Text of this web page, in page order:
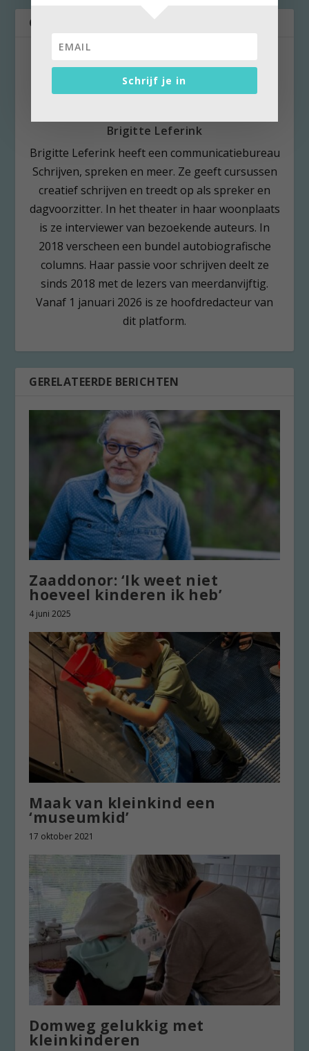
OVER DE AUTEUR
Brigitte Leferink
Brigitte Leferink heeft een communicatiebureau
Schrijven, spreken en meer. Ze geeft cursussen
creatief schrijven en treedt op als spreker en
dagvoorzitter. In het theater in haar woonplaats
is ze interviewer van bezoekende auteurs. In
2018 verscheen een bundel autobiografische
columns. Haar passie voor schrijven deelt ze
sinds 2018 met de lezers van meerdanvijftig.
Vanaf 1 januari 2026 is ze hoofdredacteur van
dit platform.
GERELATEERDE BERICHTEN
Zaaddonor: ‘Ik weet niet
hoeveel kinderen ik heb’
4 juni 2025
Maak van kleinkind een
‘museumkid’
17 oktober 2021
Domweg gelukkig met
kleinkinderen
Schrijf je in